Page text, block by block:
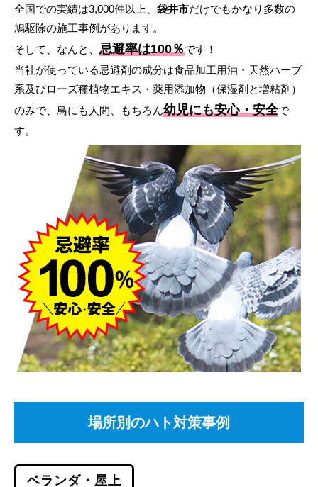
全国での実績は3,000件以上、 袋井市だけでもかなり多数の
鳩駆除の施工事例があります。
そして、なんと、 忌避率は100％です！
当社が使っている忌避剤の成分は食品加工用油・天然ハーブ
系及びローズ種植物エキス・薬用添加物（保湿剤と増粘剤）
のみで、鳥にも人間、もちろん幼児にも安心・安全で
す。
場所別のハト対策事例
ベランダ・屋上